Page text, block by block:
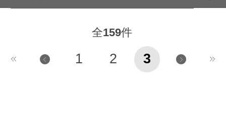
全159件
1 2 3